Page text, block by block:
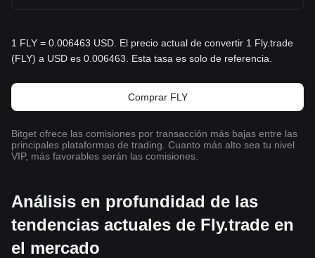
1 FLY = 0.006463 USD. El precio actual de convertir 1 Fly.trade
(FLY) a USD es 0.006463. Esta tasa es solo de referencia.
Comprar FLY
Bitget ofrece las comisiones por transacción más bajas entre las
principales plataformas de trading. Cuanto más alto sea tu nivel
VIP, más favorables serán las comisiones.
Análisis en profundidad de las
tendencias actuales de Fly.trade en
el mercado